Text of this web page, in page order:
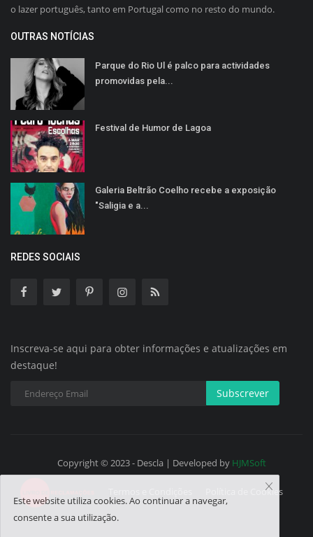
o lazer português, tanto em Portugal como no resto do mundo.
OUTRAS NOTÍCIAS
Parque do Rio Ul é palco para actividades
promovidas pela...
Festival de Humor de Lagoa
Galeria Beltrão Coelho recebe a exposição
"Saligia e a...
REDES SOCIAIS
Inscreva-se aqui para obter informações e atualizações em
destaque!
Subscrever
Copyright © 2023 - Descla | Developed by HJMSoft
Política de Cookies
Este website utiliza cookies. Ao continuar a navegar,
consente a sua utilização.